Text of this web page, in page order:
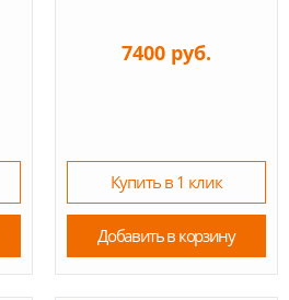
7400 руб.
Купить в 1 клик
Добавить в корзину